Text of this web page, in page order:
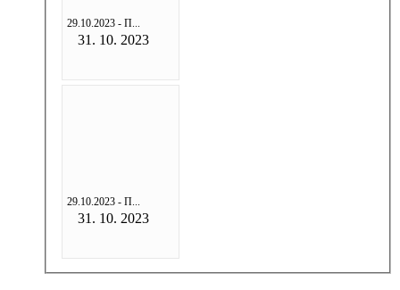
29.10.2023 - П...
31. 10. 2023
29.10.2023 - П...
31. 10. 2023